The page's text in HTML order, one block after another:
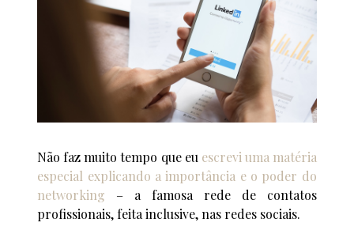
Não faz muito tempo que eu escrevi uma matéria
especial explicando a importância e o poder do
networking – a famosa rede de contatos
profissionais, feita inclusive, nas redes sociais.